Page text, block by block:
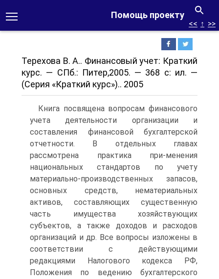
Помощь проекту
<< ↑ >>
Терехова В. А.. Финансовый учет: Краткий
курс. — СПб.: Питер,2005. — 368 с: ил. —
(Серия «Краткий курс»).. 2005
Книга посвящена вопросам финансового
учета деятельности организации и
составления финансовой бухгалтерской
отчетности. В отдельных главах
рассмотрена практика при-менения
национальных стандартов по учету
материально-производственных запасов,
основных средств, нематериальных
активов, составляющих существенную
часть имущества хозяйствующих
субъектов, а также доходов и расходов
организаций и др. Все вопросы изложены в
соответствии с действующими
редакциями Налогового кодекса РФ,
Положения по ведению бухгалтерского